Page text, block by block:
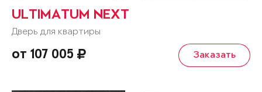
ULTIMATUM NEXT
Дверь для квартиры
от 107 005 Заказать